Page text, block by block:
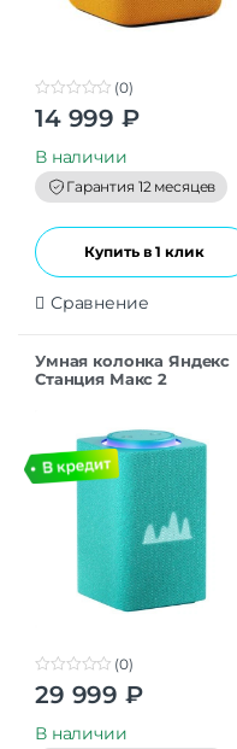
0
t
o
f
5
(0)
14 999 ₽
В наличии
Гарантия 12 месяцев
Купить в 1 клик
Сравнение
Умная колонка Яндекс
Станция Макс 2
0
o
t
o
(0)
29 999 ₽
В наличии